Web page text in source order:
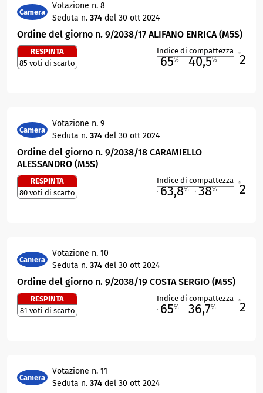
Camera
Votazione n. 8
Seduta n. 374 del 30 ott 2024
Ordine del giorno n. 9/2038/17 ALIFANO ENRICA (M5S)
RESPINTA
85 voti di scarto
Indice di compattezza
65% 40,5% 2
Camera
Votazione n. 9
Seduta n. 374 del 30 ott 2024
Ordine del giorno n. 9/2038/18 CARAMIELLO
ALESSANDRO (M5S)
RESPINTA
80 voti di scarto
Indice di compattezza
63,8% 38% 2
Camera
Votazione n. 10
Seduta n. 374 del 30 ott 2024
Ordine del giorno n. 9/2038/19 COSTA SERGIO (M5S)
RESPINTA
81 voti di scarto
Indice di compattezza
65% 36,7% 2
Camera
Votazione n. 11
Seduta n. 374 del 30 ott 2024